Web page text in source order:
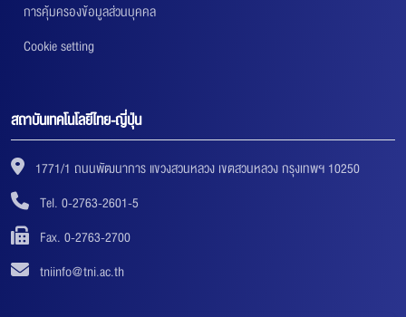
การคุ้มครองข้อมูลส่วนบุคคล
Cookie setting
สถาบันเทคโนโลยีไทย-ญี่ปุ่น
1771/1 ถนนพัฒนาการ แขวงสวนหลวง เขตสวนหลวง กรุงเทพฯ 10250
Tel. 0-2763-2601-5
Fax. 0-2763-2700
tniinfo@tni.ac.th